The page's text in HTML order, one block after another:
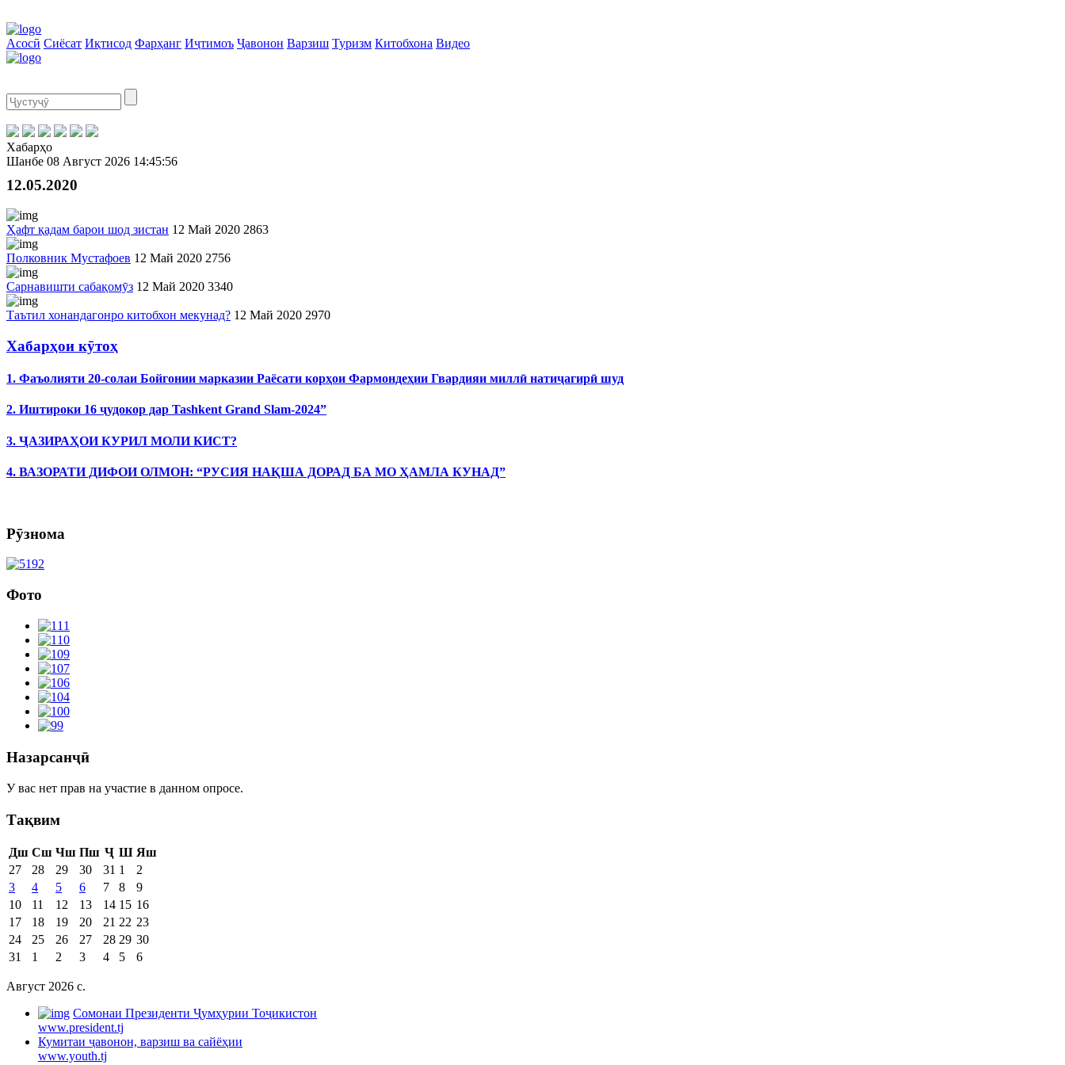
Асосӣ Сиёсат Иқтисод Фарҳанг Иҷтимоъ Ҷавонон Варзиш Туризм Китобхона Видео
Хабарҳо
Шанбе 08 Август 2026 14:45:56
12.05.2020
Ҳафт қадам барои шод зистан 12 Май 2020 2863
Полковник Мустафоев 12 Май 2020 2756
Сарнавишти сабақомӯз 12 Май 2020 3340
Таътил хонандагонро китобхон мекунад? 12 Май 2020 2970
Хабарҳои кӯтоҳ
1. Фаъолияти 20-солаи Бойгонии марказии Раёсати корҳои Фармондеҳии Гвардияи миллӣ натиҷагирӣ шуд
2. Иштироки 16 ҷудокор дар Tashkent Grand Slam-2024”
3. ҶАЗИРАҲОИ КУРИЛ МОЛИ КИСТ?
4. ВАЗОРАТИ ДИФОИ ОЛМОН: “РУСИЯ НАҚША ДОРАД БА МО ҲАМЛА КУНАД”
Рӯзнома
Фото
Назарсанҷӣ
У вас нет прав на участие в данном опросе.
Тақвим
Дш Сш Чш Пш Ҷ Ш Яш
27
28 29 30 31 1
2
3
4 5 6 7 8
9
10
11 12 13 14 15 16
17
18 19 20 21 22 23
24
25 26 27 28 29 30
31
1 2 3 4 5 6
Август 2026 c.
Cомонаи Президенти Ҷумҳурии Тоҷикистон
www.president.tj
Кумитаи ҷавонон, варзиш ва сайёҳии
www.youth.tj